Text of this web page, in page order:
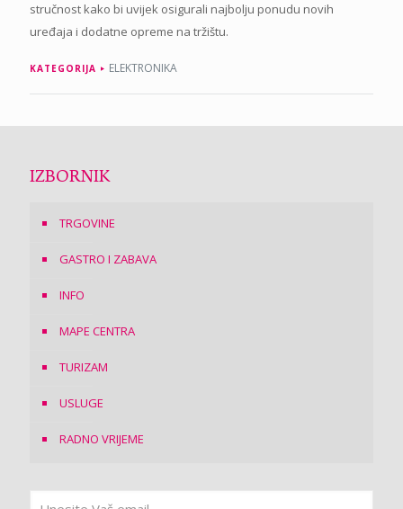
stručnost kako bi uvijek osigurali najbolju ponudu novih
uređaja i dodatne opreme na tržištu.
KATEGORIJA ELEKTRONIKA
IZBORNIK
TRGOVINE
GASTRO I ZABAVA
INFO
MAPE CENTRA
TURIZAM
USLUGE
RADNO VRIJEME